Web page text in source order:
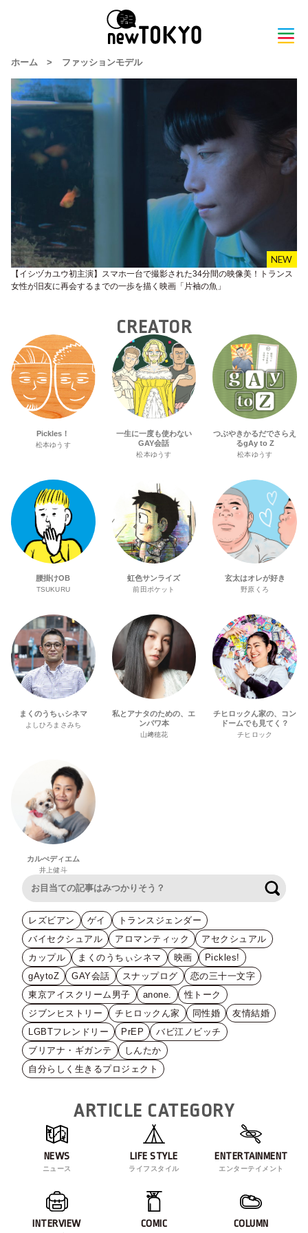
ホーム > ファッションモデル
【イシヅカユウ初主演】スマホ一台で撮影された34分間の映像美！トランス
女性が旧友に再会するまでの一歩を描く映画「片袖の魚」
CREATOR
Pickles！
松本ゆうす
一生に一度も使わない
GAY会話
松本ゆうす
つぶやきかるだでさらえ
るgAy to Z
松本ゆうす
腰掛けOB
TSUKURU
虹色サンライズ
前田ポケット
玄太はオレが好き
野原くろ
まくのうちぃシネマ
よしひろまさみち
私とアナタのための、エ
ンパワ本
山﨑穂花
チヒロックん家の、コン
ドームでも見てく？
チヒロック
カルぺディエム
井上健斗
レズビアン ゲイ
トランスジェンダー
バイセクシュアル
アロマンティック
アセクシュアル
カップル
まくのうちぃシネマ 映画
Pickles!
gAytoZ
GAY会話 スナップログ
恋の三十一文字
東京アイスクリーム男子
anone.
性トーク
ジブンヒストリー
チヒロックん家 同性婚
友情結婚
LGBTフレンドリー
PrEP
バビ江ノビッチ
ブリアナ・ギガンテ
しんたか
自分らしく生きるプロジェクト
ARTICLE CATEGORY
NEWS
ニュース
LIFE STYLE
ライフスタイル
ENTERTAINMENT
エンターテイメント
INTERVIEW COMIC COLUMN